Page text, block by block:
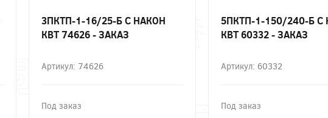
3ПКТП-1-16/25-Б С НАКОН
КВТ 74626 - ЗАКАЗ
Артикул: 74626
Под заказ
5ПКТП-1-150/240-Б С
КВТ 60332 - ЗАКАЗ
Артикул: 60332
Под заказ